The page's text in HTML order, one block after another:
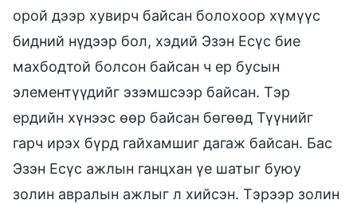
орой дээр хувирч байсан болохоор хүмүүс
бидний нүдээр бол, хэдий Эзэн Есүс бие
махбодтой болсон байсан ч ер бусын
элементүүдийг эзэмшсээр байсан. Тэр
ердийн хүнээс өөр байсан бөгөөд Түүнийг
гарч ирэх бүрд гайхамшиг дагаж байсан. Бас
Эзэн Есүс ажлын ганцхан үе шатыг буюу
золин авралын ажлыг л хийсэн. Тэрээр золин